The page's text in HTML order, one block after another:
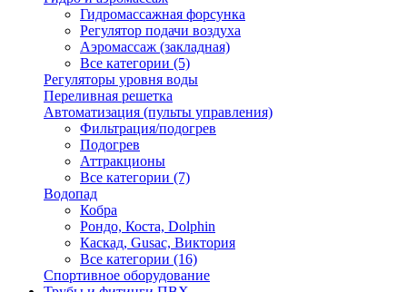
Гидромассажная форсунка
Регулятор подачи воздуха
Аэромассаж (закладная)
Все категории (5)
Регуляторы уровня воды
Переливная решетка
Автоматизация (пульты управления)
Фильтрация/подогрев
Подогрев
Аттракционы
Все категории (7)
Водопад
Кобра
Рондо, Коста, Dolphin
Каскад, Gusac, Виктория
Все категории (16)
Спортивное оборудование